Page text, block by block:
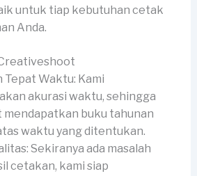
untuk tiap kebutuhan cetak
Anda.
Tepat Waktu: Kami
akurasi waktu, sehingga
mendapatkan buku tahunan
waktu yang ditentukan.
Sekiranya ada masalah
cetakan, kami siap